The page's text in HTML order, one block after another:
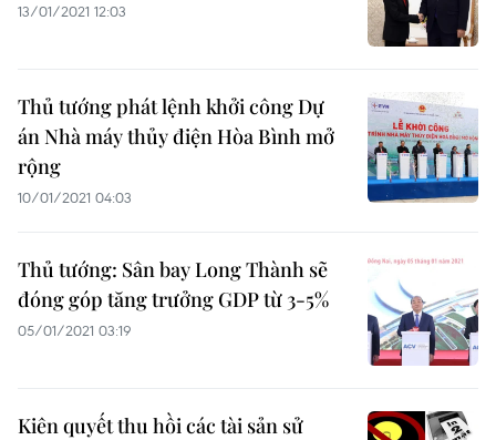
13/01/2021 12:03
Thủ tướng phát lệnh khởi công Dự
án Nhà máy thủy điện Hòa Bình mở
rộng
10/01/2021 04:03
Thủ tướng: Sân bay Long Thành sẽ
đóng góp tăng trưởng GDP từ 3-5%
05/01/2021 03:19
Kiên quyết thu hồi các tài sản sử